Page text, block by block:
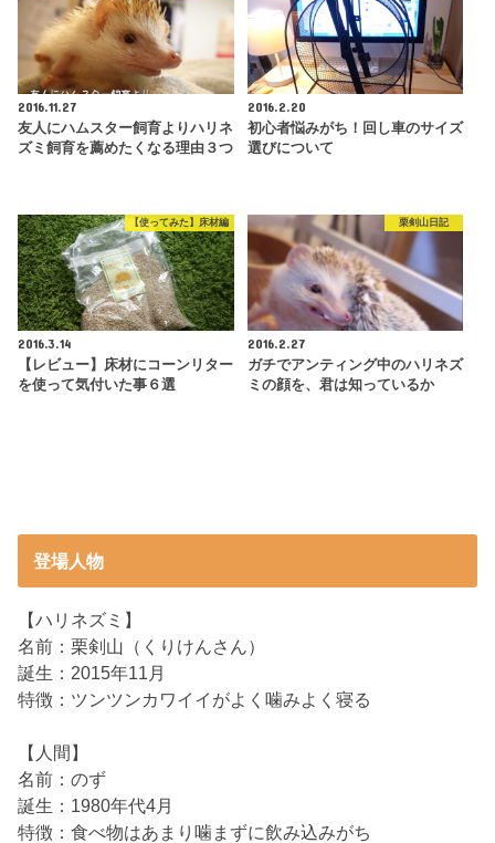
2016.11.27
友人にハムスター飼育よりハリネ
ズミ飼育を薦めたくなる理由３つ
2016.2.20
初心者悩みがち！回し車のサイズ
選びについて
【使ってみた】床材編
2016.3.14
【レビュー】床材にコーンリター
を使って気付いた事６選
栗剣山日記
2016.2.27
ガチでアンティング中のハリネズ
ミの顔を、君は知っているか
登場人物
【ハリネズミ】
名前：栗剣山（くりけんさん）
誕生：2015年11月
特徴：ツンツンカワイイがよく噛みよく寝る
【人間】
名前：のず
誕生：1980年代4月
特徴：食べ物はあまり噛まずに飲み込みがち